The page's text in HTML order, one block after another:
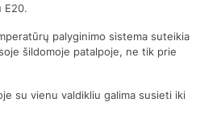
E20.
palyginimo sistema suteikia
šildomoje patalpoje, ne tik prie
su vienu valdikliu galima susieti iki